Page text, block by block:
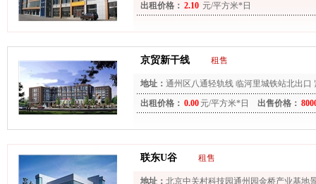
出租价格： 2.10 元/平方米*日
京贸新干线 租售
地址： 通州区八通轻轨线 临河里城铁站北出口
出租价格： 0.00 元/平方米*日 出售价格：
联东U谷 租售
地址： 北京中关村科技园通州园金桥产业基地